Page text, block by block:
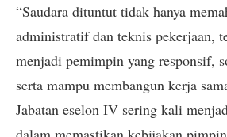
“Saudara dituntut tidak hanya
administratif dan teknis pekerjaan,
menjadi pemimpin yang responsif,
serta mampu membangun kerja
Jabatan eselon IV sering kali